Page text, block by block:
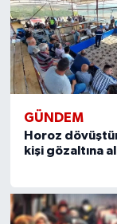
GÜNDEM
Horoz
kişi gözaltına